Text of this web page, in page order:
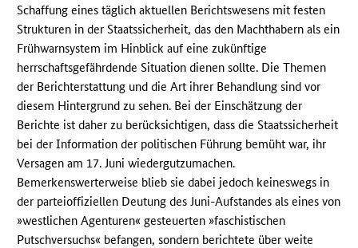
Schaffung eines täglich aktuellen Berichtswesens mit festen
Strukturen in der Staatssicherheit, das den Machthabern als ein
Frühwarnsystem im Hinblick auf eine zukünftige
herrschaftsgefährdende Situation dienen sollte. Die Themen
der Berichterstattung und die Art ihrer Behandlung sind vor
diesem Hintergrund zu sehen. Bei der Einschätzung der
Berichte ist daher zu berücksichtigen, dass die Staatssicherheit
bei der Information der politischen Führung bemüht war, ihr
Versagen am 17. Juni wiedergutzumachen.
Bemerkenswerterweise blieb sie dabei jedoch keineswegs in
der parteioffiziellen Deutung des Juni-Aufstandes als eines von
»westlichen Agenturen« gesteuerten »faschistischen
Putschversuchs« befangen, sondern berichtete über weite